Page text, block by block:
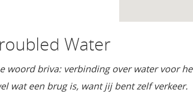
Water
woord briva: verbinding over water voor
wat een brug is, want jij bent zelf verkeer.